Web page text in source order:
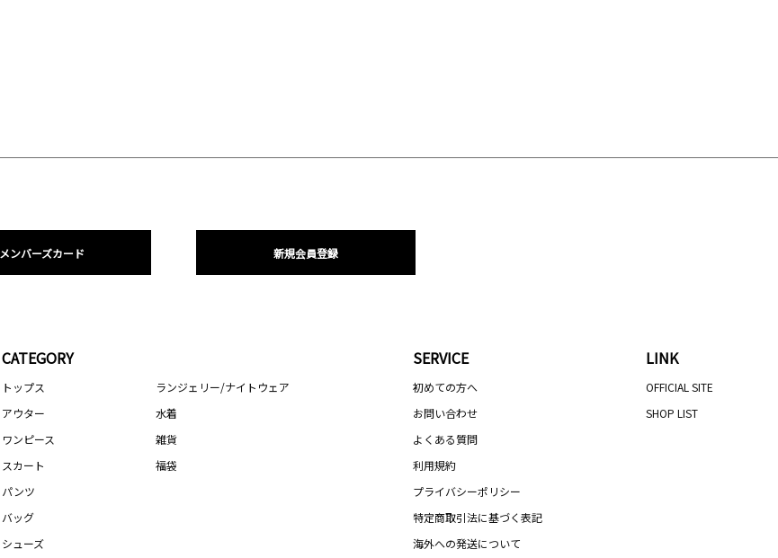
メンバーズカード 新規会員登録
CATEGORY
トップス
アウター
ワンピース
スカート
パンツ
バッグ
シューズ
ランジェリー/ナイトウェア
水着
雑貨
福袋
SERVICE
初めての方へ
お問い合わせ
よくある質問
利用規約
プライバシーポリシー
特定商取引法に基づく表記
海外への発送について
LINK
OFFICIAL SITE
SHOP LIST